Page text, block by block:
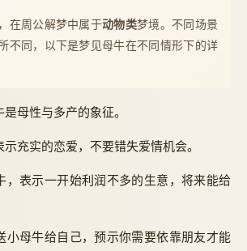
，在周公解梦中属于动物类梦境。不同场景
不同，以下是梦见母牛在不同情形下的详
性与多产的象征。
实的恋爱，不要错失爱情机会。
表示一开始利润不多的生意，将来能给
母牛给自己，预示你需要依靠朋友才能